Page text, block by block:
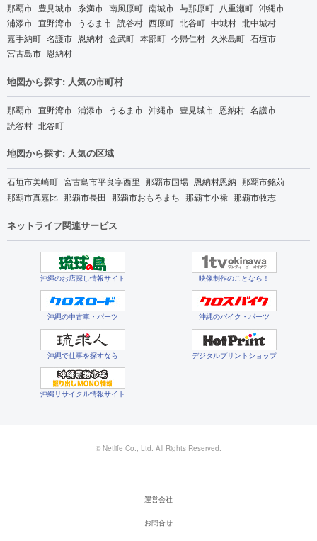
那覇市 豊見城市 糸満市 南風原町 南城市 与那原町 八重瀬町 沖縄市
浦添市 宜野湾市 うるま市 読谷村 西原町 北谷町 中城村 北中城村
嘉手納町 名護市 恩納村 金武町 本部町 今帰仁村 久米島町 石垣市
宮古島市 恩納村
地図から探す: 人気の市町村
那覇市 宜野湾市 浦添市 うるま市 沖縄市 豊見城市 恩納村 名護市
読谷村 北谷町
地図から探す: 人気の区域
石垣市美崎町 宮古島市平良字西里 那覇市国場 恩納村恩納 那覇市銘苅
那覇市真嘉比 那覇市長田 那覇市おもろまち 那覇市小禄 那覇市牧志
ネットライフ関連サービス
沖縄のお店探し情報サイト 映像制作のことなら！
沖縄の中古車・パーツ 沖縄のバイク・パーツ
沖縄で仕事を探すなら デジタルプリントショップ
沖縄リサイクル情報サイト
© Netlife Co., Ltd. All Rights Reserved.
運営会社
お問合せ